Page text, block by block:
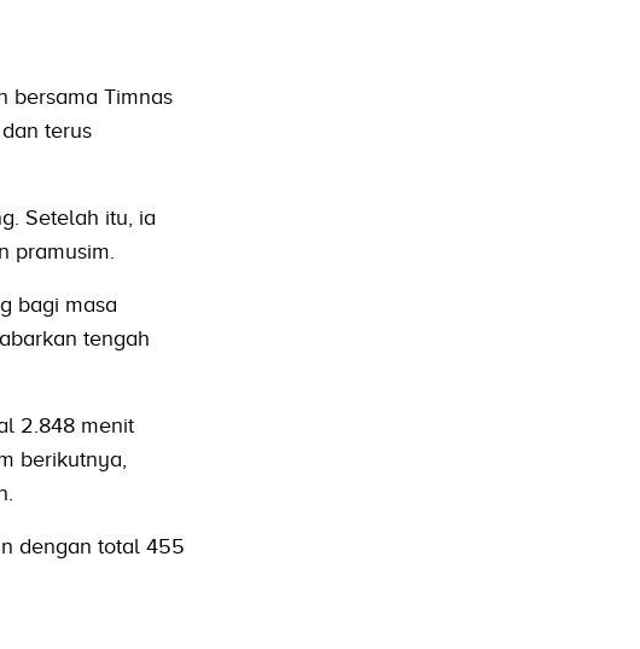
bersama Timnas
terus
Setelah itu, ia
pramusim.
bagi masa
tengah
2.848 menit
berikutnya,
dengan total 455